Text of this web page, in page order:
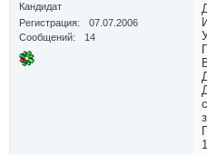
Кандидат
Регистрация
07.07.2006
Сообщений
14